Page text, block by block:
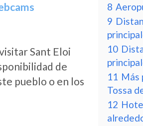
Sant Eloi
de
pueblo o en los
8
9
10
11 Más
Tossa
12